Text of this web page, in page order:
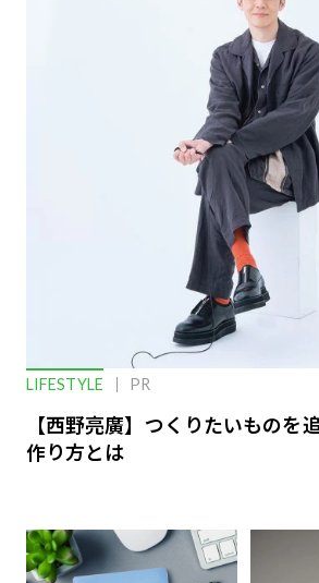
LIFESTYLE PR
【西野亮廣】つくりたいものを
作り方とは